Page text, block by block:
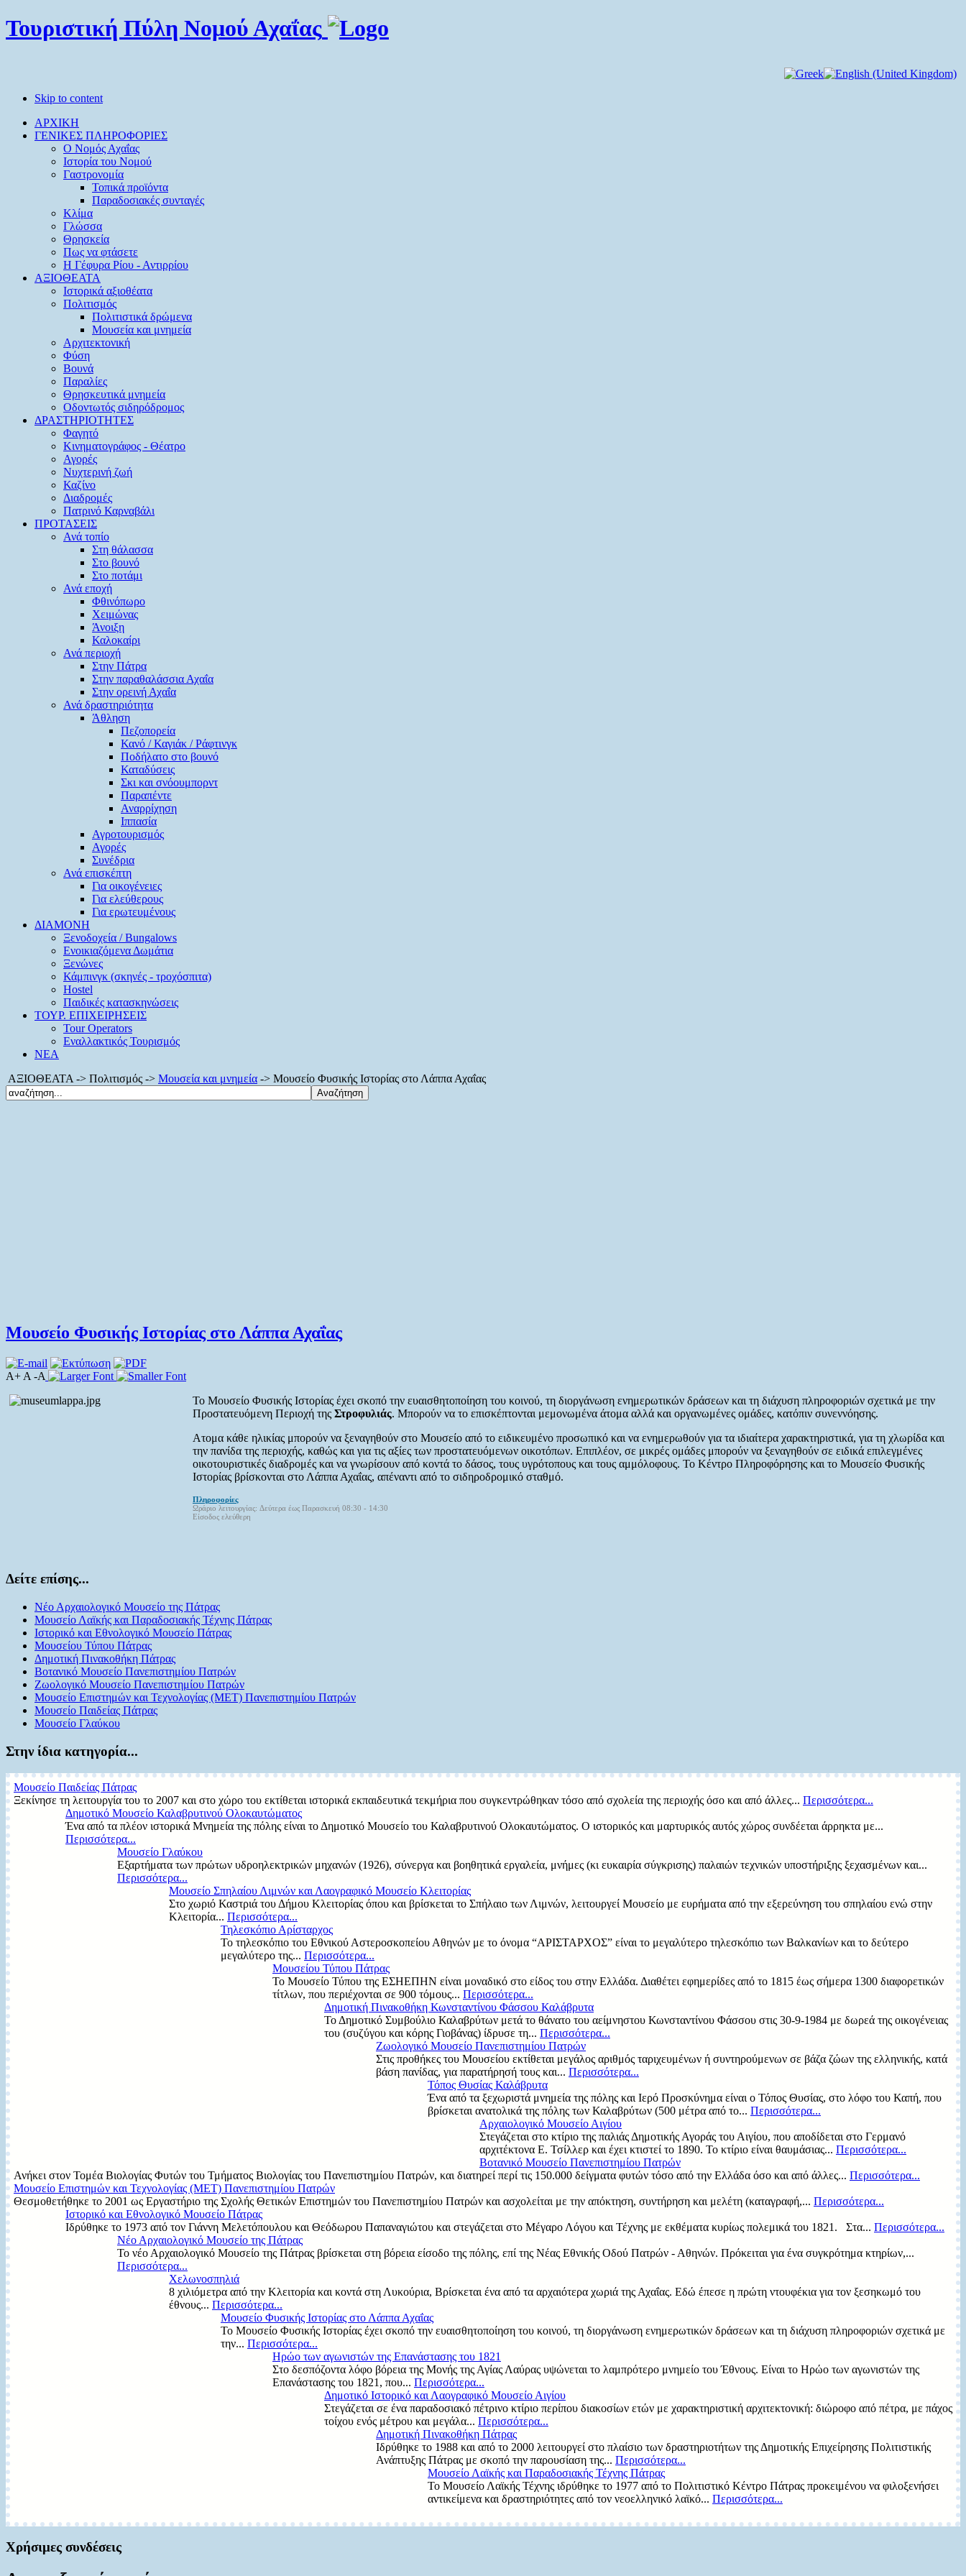
Τουριστική Πύλη Νομού Αχαΐας
Skip to content
ΑΡΧΙΚΗ
ΓΕΝΙΚΕΣ ΠΛΗΡΟΦΟΡΙΕΣ
O Νομός Αχαΐας
Ιστορία του Νομού
Γαστρονομία
Τοπικά προϊόντα
Παραδοσιακές συνταγές
Κλίμα
Γλώσσα
Θρησκεία
Πως να φτάσετε
Η Γέφυρα Ρίου - Αντιρρίου
ΑΞΙΟΘΕΑΤΑ
Ιστορικά αξιοθέατα
Πολιτισμός
Πολιτιστικά δρώμενα
Μουσεία και μνημεία
Αρχιτεκτονική
Φύση
Βουνά
Παραλίες
Θρησκευτικά μνημεία
Οδοντωτός σιδηρόδρομος
ΔΡΑΣΤΗΡΙΟΤΗΤΕΣ
Φαγητό
Κινηματογράφος - Θέατρο
Αγορές
Νυχτερινή ζωή
Καζίνο
Διαδρομές
Πατρινό Καρναβάλι
ΠΡΟΤΑΣΕΙΣ
Ανά τοπίο
Στη θάλασσα
Στο βουνό
Στο ποτάμι
Ανά εποχή
Φθινόπωρο
Χειμώνας
Άνοιξη
Καλοκαίρι
Ανά περιοχή
Στην Πάτρα
Στην παραθαλάσσια Αχαΐα
Στην ορεινή Αχαΐα
Ανά δραστηριότητα
Άθληση
Πεζοπορεία
Κανό / Καγιάκ / Ράφτινγκ
Ποδήλατο στο βουνό
Καταδύσεις
Σκι και σνόουμπορντ
Παραπέντε
Αναρρίχηση
Ιππασία
Αγροτουρισμός
Αγορές
Συνέδρια
Ανά επισκέπτη
Για οικογένειες
Για ελεύθερους
Για ερωτευμένους
ΔΙΑΜΟΝΗ
Ξενοδοχεία / Bungalows
Ενοικιαζόμενα Δωμάτια
Ξενώνες
Κάμπινγκ (σκηνές - τροχόσπιτα)
Hostel
Παιδικές κατασκηνώσεις
ΤΟΥΡ. ΕΠΙΧΕΙΡΗΣΕΙΣ
Tour Operators
Εναλλακτικός Τουρισμός
ΝΕΑ
ΑΞΙΟΘΕΑΤΑ -> Πολιτισμός -> Μουσεία και μνημεία -> Μουσείο Φυσικής Ιστορίας στο Λάππα Αχαΐας
Μουσείο Φυσικής Ιστορίας στο Λάππα Αχαΐας
A+ A -A
Το Μουσείο Φυσικής Ιστορίας έχει σκοπό την ευαισθητοποίηση του κοινού, τη διοργάνωση ενημερωτικών δράσεων και τη διάχυση πληροφοριών σχετικά με την
Προστατευόμενη Περιοχή της Στροφυλιάς. Μπορούν να το επισκέπτονται μεμονωμένα άτομα αλλά και οργανωμένες ομάδες, κατόπιν συνεννόησης.
Ατομα κάθε ηλικίας μπορούν να ξεναγηθούν στο Μουσείο από το ειδικευμένο προσωπικό και να ενημερωθούν για τα ιδιαίτερα χαρακτηριστικά, για τη χλωρίδα και
την πανίδα της περιοχής, καθώς και για τις αξίες των προστατευόμενων οικοτόπων. Επιπλέον, σε μικρές ομάδες μπορούν να ξεναγηθούν σε ειδικά επιλεγμένες
οικοτουριστικές διαδρομές και να γνωρίσουν από κοντά το δάσος, τους υγρότοπους και τους αμμόλοφους. Το Κέντρο Πληροφόρησης και το Μουσείο Φυσικής
Ιστορίας βρίσκονται στο Λάππα Αχαΐας, απέναντι από το σιδηροδρομικό σταθμό.
Πληροφορίες
Ωράριο λειτουργίας: Δεύτερα έως Παρασκευή 08:30 - 14:30
Είσοδος ελεύθερη
Δείτε επίσης...
Νέο Αρχαιολογικό Μουσείο της Πάτρας
Μουσείο Λαϊκής και Παραδοσιακής Τέχνης Πάτρας
Ιστορικό και Εθνολογικό Μουσείο Πάτρας
Μουσείου Τύπου Πάτρας
Δημοτική Πινακοθήκη Πάτρας
Βοτανικό Μουσείο Πανεπιστημίου Πατρών
Ζωολογικό Μουσείο Πανεπιστημίου Πατρών
Μουσείο Επιστημών και Τεχνολογίας (MET) Πανεπιστημίου Πατρών
Μουσείο Παιδείας Πάτρας
Μουσείο Γλαύκου
Στην ίδια κατηγορία...
Μουσείο Παιδείας Πάτρας
Ξεκίνησε τη λειτουργία του το 2007 και στο χώρο του εκτίθεται ιστορικά εκπαιδευτικά τεκμήρια που συγκεντρώθηκαν τόσο από σχολεία της περιοχής όσο και από άλλες... Περισσότερα...
Δημοτικό Μουσείο Καλαβρυτινού Ολοκαυτώματος
Ένα από τα πλέον ιστορικά Μνημεία της πόλης είναι το Δημοτικό Μουσείο του Καλαβρυτινού Ολοκαυτώματος. Ο ιστορικός και μαρτυρικός αυτός χώρος συνδέεται άρρηκτα με...
Περισσότερα...
Μουσείο Γλαύκου
Εξαρτήματα των πρώτων υδροηλεκτρικών μηχανών (1926), σύνεργα και βοηθητικά εργαλεία, μνήμες (κι ευκαιρία σύγκρισης) παλαιών τεχνικών υποστήριξης ξεχασμένων και...
Περισσότερα...
Μουσείο Σπηλαίου Λιμνών και Λαογραφικό Μουσείο Κλειτορίας
Στο χωριό Καστριά του Δήμου Κλειτορίας όπου και βρίσκεται το Σπήλαιο των Λιμνών, λειτουργεί Μουσείο με ευρήματα από την εξερεύνηση του σπηλαίου ενώ στην
Κλειτορία... Περισσότερα...
Τηλεσκόπιο Αρίσταρχος
Το τηλεσκόπιο του Εθνικού Αστεροσκοπείου Αθηνών με το όνομα “ΑΡΙΣΤΑΡΧΟΣ” είναι το μεγαλύτερο τηλεσκόπιο των Βαλκανίων και το δεύτερο
μεγαλύτερο της... Περισσότερα...
Μουσείου Τύπου Πάτρας
Το Μουσείο Τύπου της ΕΣΗΕΠΗΝ είναι μοναδικό στο είδος του στην Ελλάδα. Διαθέτει εφημερίδες από το 1815 έως σήμερα 1300 διαφορετικών
τίτλων, που περιέχονται σε 900 τόμους... Περισσότερα...
Δημοτική Πινακοθήκη Κωνσταντίνου Φάσσου Καλάβρυτα
Το Δημοτικό Συμβούλιο Καλαβρύτων μετά το θάνατο του αείμνηστου Κωνσταντίνου Φάσσου στις 30-9-1984 με δωρεά της οικογένειας
του (συζύγου και κόρης Γιοβάνας) ίδρυσε τη... Περισσότερα...
Ζωολογικό Μουσείο Πανεπιστημίου Πατρών
Στις προθήκες του Μουσείου εκτίθεται μεγάλος αριθμός ταριχευμένων ή συντηρούμενων σε βάζα ζώων της ελληνικής, κατά
βάση πανίδας, για παρατήρησή τους και... Περισσότερα...
Τόπος Θυσίας Καλάβρυτα
Ένα από τα ξεχωριστά μνημεία της πόλης και Ιερό Προσκύνημα είναι ο Τόπος Θυσίας, στο λόφο του Καπή, που
βρίσκεται ανατολικά της πόλης των Καλαβρύτων (500 μέτρα από το... Περισσότερα...
Αρχαιολογικό Μουσείο Αιγίου
Στεγάζεται στο κτίριο της παλιάς Δημοτικής Αγοράς του Αιγίου, που αποδίδεται στο Γερμανό
αρχιτέκτονα Ε. Τσίλλερ και έχει κτιστεί το 1890. Το κτίριο είναι θαυμάσιας... Περισσότερα...
Βοτανικό Μουσείο Πανεπιστημίου Πατρών
Ανήκει στον Τομέα Βιολογίας Φυτών του Τμήματος Βιολογίας του Πανεπιστημίου Πατρών, και διατηρεί περί τις 150.000 δείγματα φυτών τόσο από την Ελλάδα όσο και από άλλες... Περισσότερα...
Μουσείο Επιστημών και Τεχνολογίας (MET) Πανεπιστημίου Πατρών
Θεσμοθετήθηκε το 2001 ως Εργαστήριο της Σχολής Θετικών Επιστημών του Πανεπιστημίου Πατρών και ασχολείται με την απόκτηση, συντήρηση και μελέτη (καταγραφή,... Περισσότερα...
Ιστορικό και Εθνολογικό Μουσείο Πάτρας
Ιδρύθηκε το 1973 από τον Γιάννη Μελετόπουλου και Θεόδωρου Παπαναγιώτου και στεγάζεται στο Μέγαρο Λόγου και Τέχνης με εκθέματα κυρίως πολεμικά του 1821. Στα... Περισσότερα...
Νέο Αρχαιολογικό Μουσείο της Πάτρας
Το νέο Αρχαιολογικό Μουσείο της Πάτρας βρίσκεται στη βόρεια είσοδο της πόλης, επί της Νέας Εθνικής Οδού Πατρών - Αθηνών. Πρόκειται για ένα συγκρότημα κτηρίων,...
Περισσότερα...
Χελωνοσπηλιά
8 χιλιόμετρα από την Κλειτορία και κοντά στη Λυκούρια, Βρίσκεται ένα από τα αρχαιότερα χωριά της Αχαΐας. Εδώ έπεσε η πρώτη ντουφέκια για τον ξεσηκωμό του
έθνους... Περισσότερα...
Μουσείο Φυσικής Ιστορίας στο Λάππα Αχαΐας
Το Μουσείο Φυσικής Ιστορίας έχει σκοπό την ευαισθητοποίηση του κοινού, τη διοργάνωση ενημερωτικών δράσεων και τη διάχυση πληροφοριών σχετικά με
την... Περισσότερα...
Ηρώο των αγωνιστών της Επανάστασης του 1821
Στο δεσπόζοντα λόφο βόρεια της Μονής της Αγίας Λαύρας υψώνεται το λαμπρότερο μνημείο του Έθνους. Είναι το Ηρώο των αγωνιστών της
Επανάστασης του 1821, που... Περισσότερα...
Δημοτικό Ιστορικό και Λαογραφικό Μουσείο Αιγίου
Στεγάζεται σε ένα παραδοσιακό πέτρινο κτίριο περίπου διακοσίων ετών με χαρακτηριστική αρχιτεκτονική: διώροφο από πέτρα, με πάχος
τοίχου ενός μέτρου και μεγάλα... Περισσότερα...
Δημοτική Πινακοθήκη Πάτρας
Ιδρύθηκε το 1988 και από το 2000 λειτουργεί στο πλαίσιο των δραστηριοτήτων της Δημοτικής Επιχείρησης Πολιτιστικής
Ανάπτυξης Πάτρας με σκοπό την παρουσίαση της... Περισσότερα...
Μουσείο Λαϊκής και Παραδοσιακής Τέχνης Πάτρας
Το Μουσείο Λαϊκής Τέχνης ιδρύθηκε το 1977 από το Πολιτιστικό Κέντρο Πάτρας προκειμένου να φιλοξενήσει
αντικείμενα και δραστηριότητες από τον νεοελληνικό λαϊκό... Περισσότερα...
Χρήσιμες συνδέσεις